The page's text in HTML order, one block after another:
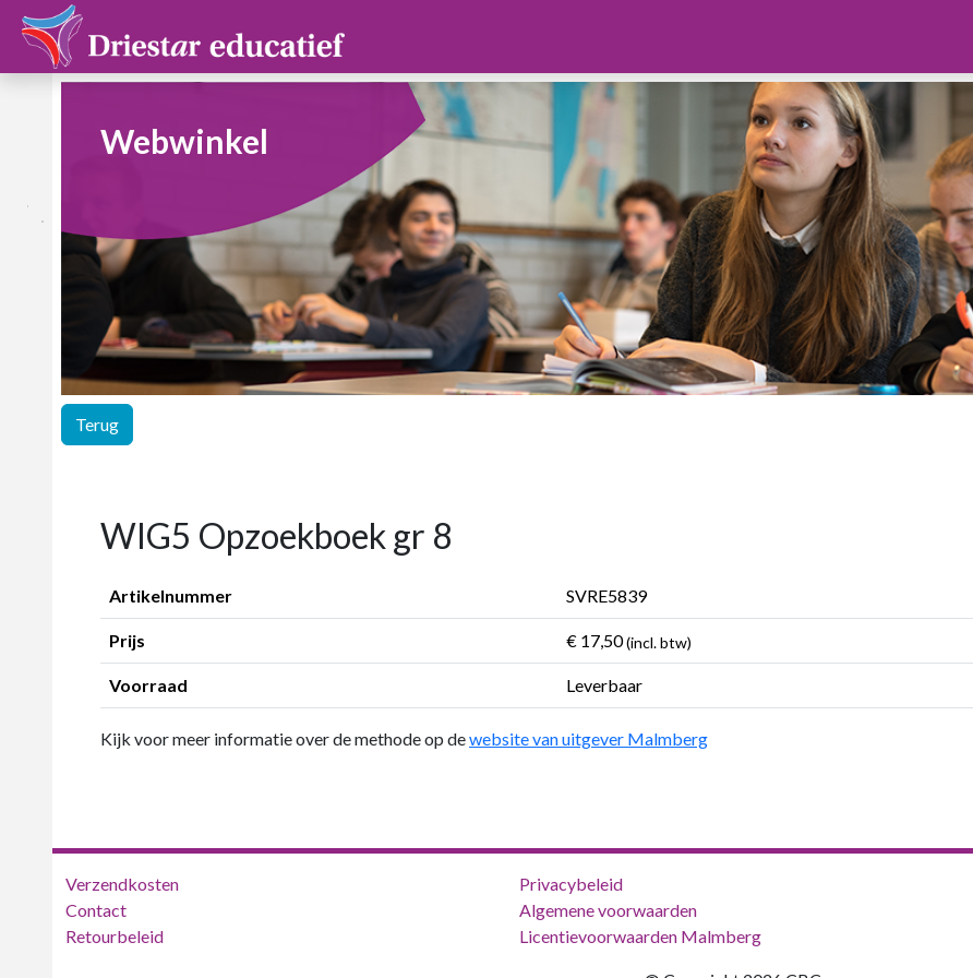
Webwinkel
Terug
WIG5 Opzoekboek gr 8
Artikelnummer SVRE5839
Prijs € 17,50(incl. btw)
Voorraad Leverbaar
Kijk voor meer informatie over de methode op dewebsite van uitgever Malmberg
Verzendkosten
Contact
Retourbeleid
Privacybeleid
Algemene voorwaarden
Licentievoorwaarden Malmberg